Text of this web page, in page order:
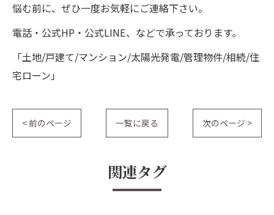
悩む前に、ぜひ一度お気軽にご連絡下さい。
電話・公式HP・公式LINE、などで承っております。
「土地/戸建て/マンション/太陽光発電/管理物件/相続/住
宅ローン」
< 前のページ 一覧に戻る 次のページ >
関連タグ